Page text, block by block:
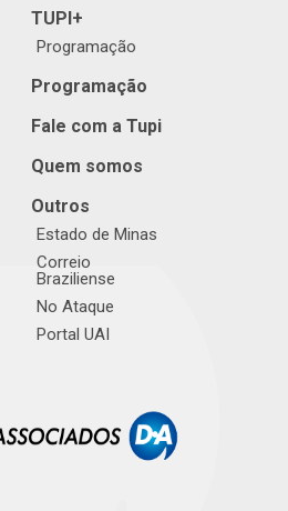
TUPI+
Programação
Programação
Fale com a Tupi
Quem somos
Outros
Estado de Minas
Correio
Braziliense
No Ataque
Portal UAI